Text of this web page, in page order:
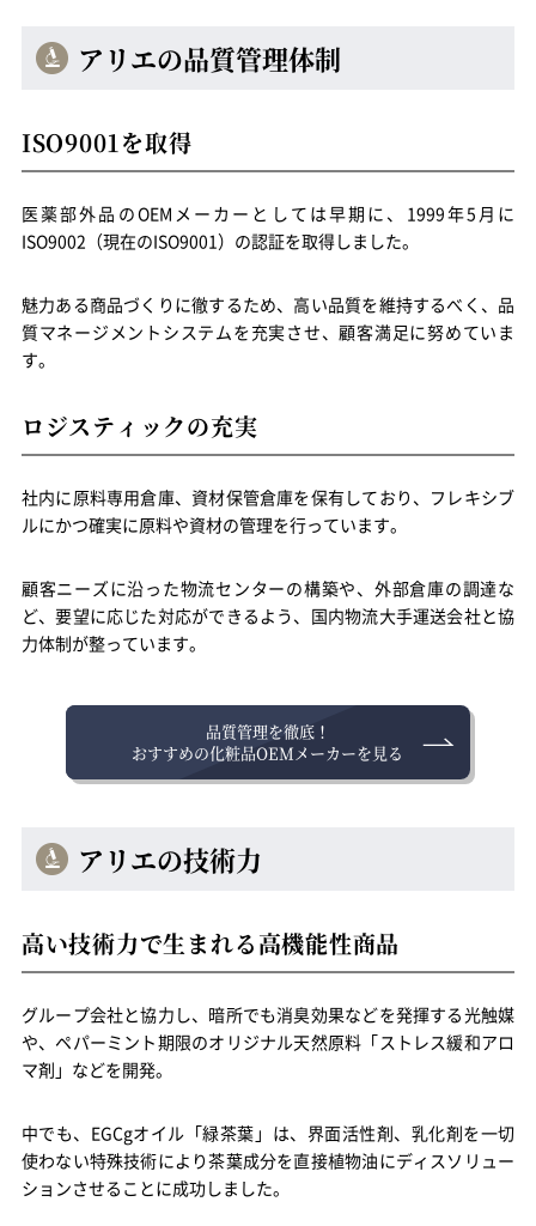
アリエの品質管理体制
ISO9001を取得
医薬部外品のOEMメーカーとしては早期に、1999年5月に
ISO9002（現在のISO9001）の認証を取得しました。
魅力ある商品づくりに徹するため、高い品質を維持するべく、品
質マネージメントシステムを充実させ、顧客満足に努めていま
す。
ロジスティックの充実
社内に原料専用倉庫、資材保管倉庫を保有しており、フレキシブ
ルにかつ確実に原料や資材の管理を行っています。
顧客ニーズに沿った物流センターの構築や、外部倉庫の調達な
ど、要望に応じた対応ができるよう、国内物流大手運送会社と協
力体制が整っています。
品質管理を徹底！
おすすめの化粧品OEMメーカーを見る
アリエの技術力
高い技術力で生まれる高機能性商品
グループ会社と協力し、暗所でも消臭効果などを発揮する光触媒
や、ペパーミント期限のオリジナル天然原料「ストレス緩和アロ
マ剤」などを開発。
中でも、EGCgオイル「緑茶葉」は、界面活性剤、乳化剤を一切
使わない特殊技術により茶葉成分を直接植物油にディスソリュー
ションさせることに成功しました。